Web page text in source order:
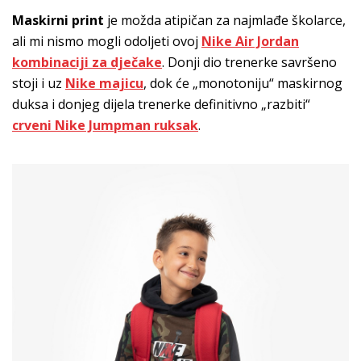
Maskirni print je možda atipičan za najmlađe školarce,
ali mi nismo mogli odoljeti ovoj Nike Air Jordan
kombinaciji za dječake. Donji dio trenerke savršeno
stoji i uz Nike majicu, dok će „monotoniju“ maskirnog
duksa i donjeg dijela trenerke definitivno „razbiti“
crveni Nike Jumpman ruksak.